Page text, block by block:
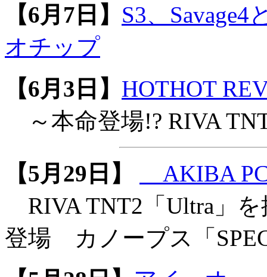
【6月7日】 S3、
オチップ
【6月3日】 HOTHOT
～本命登場!? RIVA
【5月29日】
AKIBA
RIVA TNT2「Ultra」
登場 カノープス「